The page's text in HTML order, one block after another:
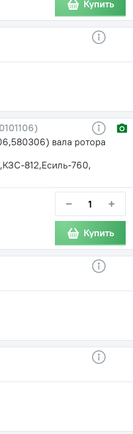
Купить
вала ротора
812,Есиль-760,
− +
Купить